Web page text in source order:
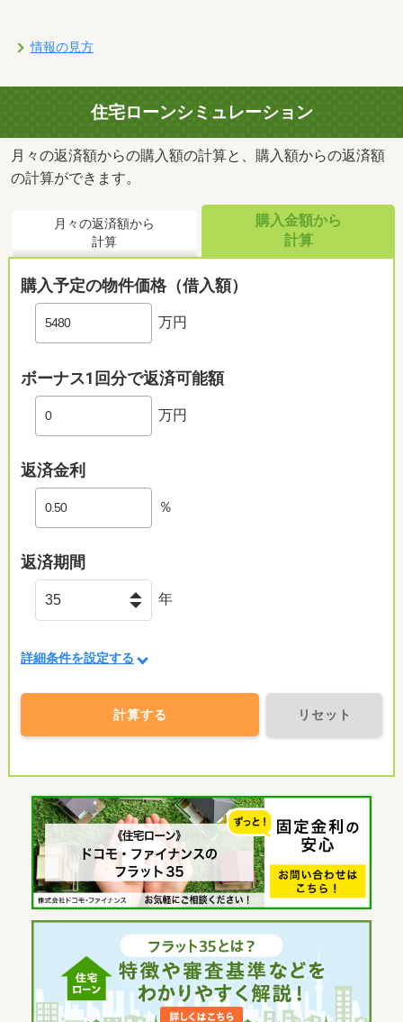
情報の見方
住宅ローンシミュレーション
月々の返済額からの購入額の計算と、購入額からの返済額
の計算ができます。
月々の返済額から
計算
購入金額から
計算
購入予定の物件価格（借入額）
万円
ボーナス1回分で返済可能額
万円
返済金利
％
返済期間
年
詳細条件を設定する
計算する リセット